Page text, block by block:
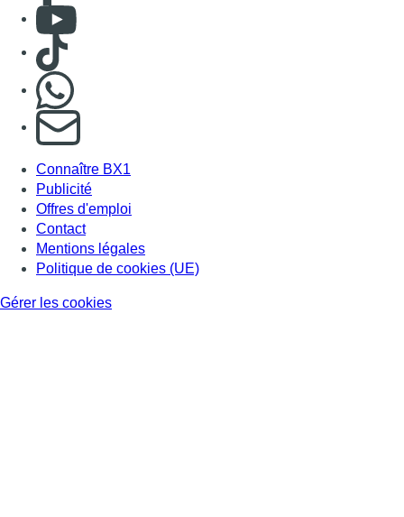
Mentions légales
Politique de cookies (UE)
Gérer les cookies